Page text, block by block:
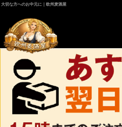
大切な方へのお中元に｜欧州麦酒屋